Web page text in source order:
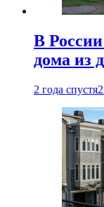
В
дома из
2 года спустя